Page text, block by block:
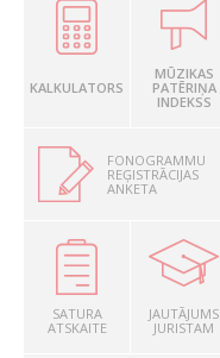
KALKULATORS
MŪZIKAS
PATĒRIŅA
INDEKSS
FONOGRAMMU
REĢISTRĀCIJAS
ANKETA
SATURA
ATSKAITE
JAUTĀJUMS
JURISTAM